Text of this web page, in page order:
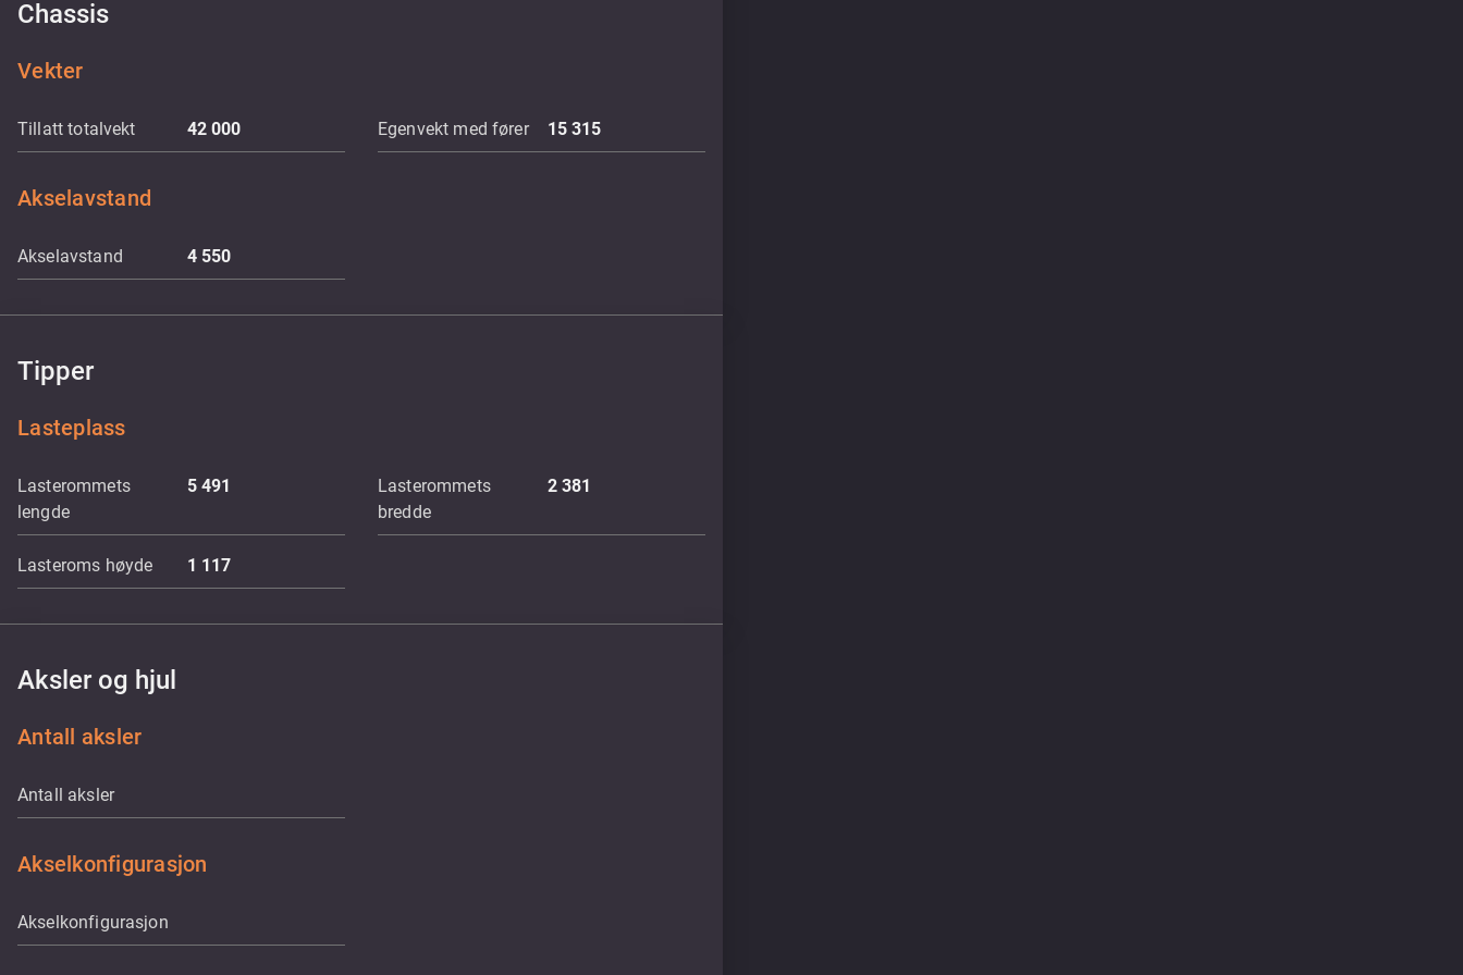
Chassis
Vekter
Tillatt totalvekt 42 000 Egenvekt med fører 15 315
Akselavstand
Akselavstand 4 550
Tipper
Lasteplass
Lasterommets
lengde
5 491
Lasterommets
bredde
2 381
Lasteroms høyde 1 117
Aksler og hjul
Antall aksler
Antall aksler
Akselkonfigurasjon
Akselkonfigurasjon